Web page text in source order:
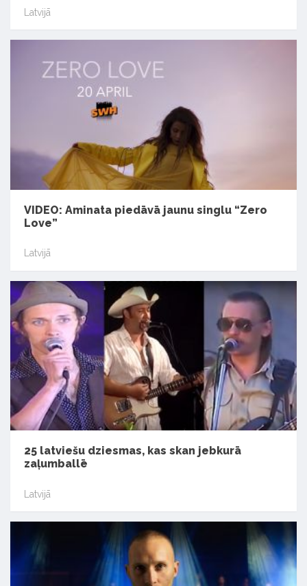
Latvijā
VIDEO: Aminata piedāvā jaunu singlu “Zero
Love”
Latvijā
25 latviešu dziesmas, kas skan jebkurā
zaļumballē
Latvijā